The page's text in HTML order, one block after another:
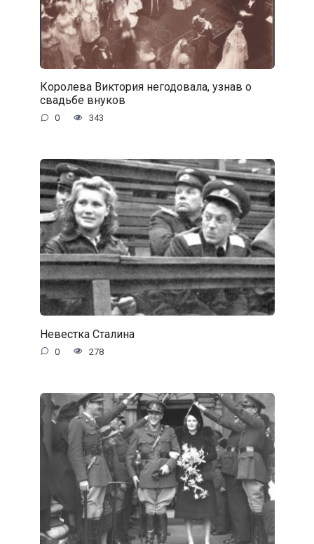
Королева Виктория негодовала, узнав о
свадьбе внуков
0 343
Невестка Сталина
0 278